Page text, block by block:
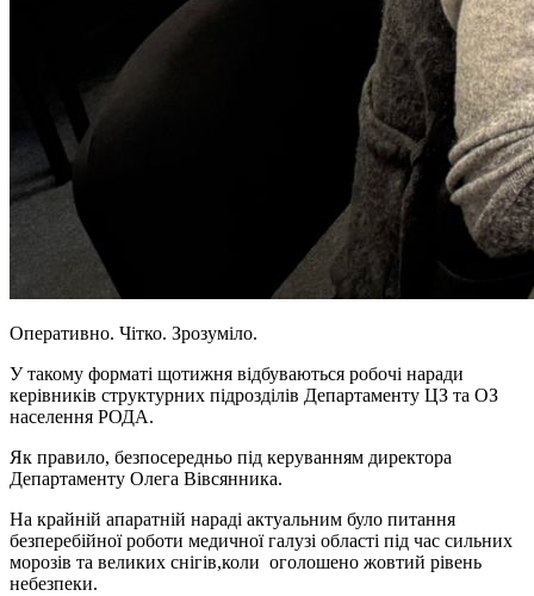
Оперативно. Чітко. Зрозуміло.
У такому форматі щотижня відбуваються робочі наради
керівників структурних підрозділів Департаменту ЦЗ та ОЗ
населення РОДА.
Як правило, безпосередньо під керуванням директора
Департаменту Олега Вівсянника.
На крайній апаратній нараді актуальним було питання
безперебійної роботи медичної галузі області під час сильних
морозів та великих снігів,коли оголошено жовтий рівень
небезпеки.